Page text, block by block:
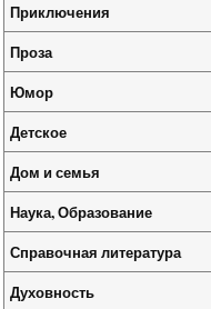
Приключения
Проза
Юмор
Детское
Дом и семья
Наука, Образование
Справочная литература
Духовность